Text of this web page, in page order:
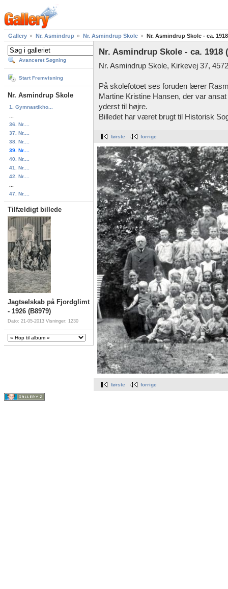
Gallery Nr. Asmindrup Nr. Asmindrup Skole Nr. Asmindrup Skole - ca.
Avanceret Søgning
Start Fremvisning
Nr. Asmindrup Skole
1. Gymnastikho...
36. Nr....
37. Nr....
38. Nr....
39. Nr....
40. Nr....
41. Nr....
42. Nr....
47. Nr....
Tilfældigt billede
Jagtselskab på Fjordglimt
- 1926 (B8979)
Dato: 21-05-2013 Visninger: 1230
Nr. Asmindrup Skole - ca. 1918
Nr. Asmindrup Skole, Kirkevej 37,
På skolefotoet ses foruden lærer
Martine Kristine Hansen, der var
yderst til højre.
Billedet har været brugt til Historisk
første forrige
første forrige